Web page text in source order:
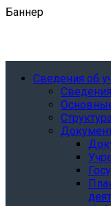
Баннер
Сведения об